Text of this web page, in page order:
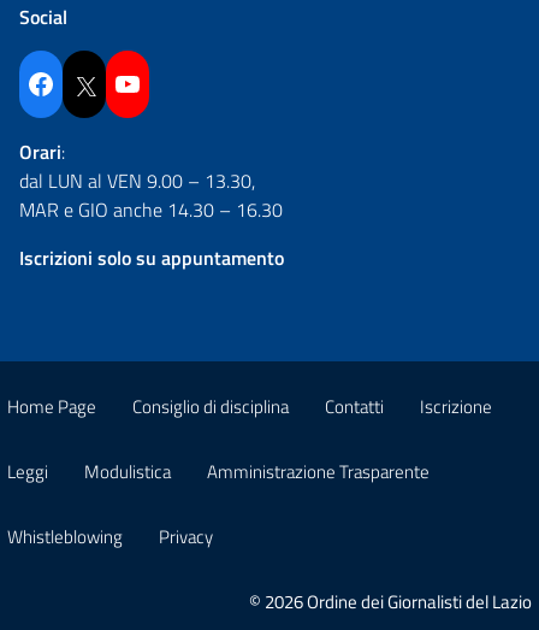
Social
Facebook Twitter YouTube
Orari:
dal LUN al VEN 9.00 – 13.30,
MAR e GIO anche 14.30 – 16.30
Iscrizioni solo su appuntamento
Home Page Consiglio di disciplina Contatti Iscrizione
Leggi Modulistica Amministrazione Trasparente
Whistleblowing Privacy
© 2026 Ordine dei Giornalisti del Lazio